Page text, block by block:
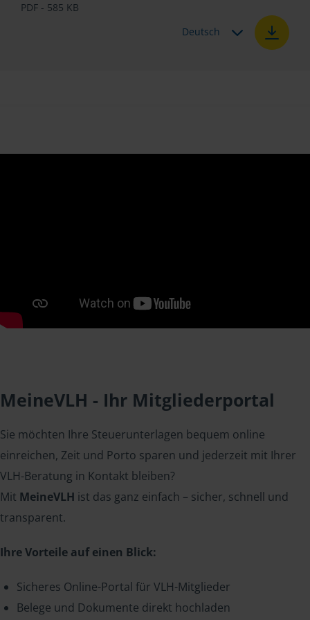
PDF - 585 KB
Deutsch
MeineVLH - Ihr Mitgliederportal
Sie möchten Ihre Steuerunterlagen bequem online
einreichen, Zeit und Porto sparen und jederzeit mit Ihrer
VLH-Beratung in Kontakt bleiben?
Mit MeineVLH ist das ganz einfach – sicher, schnell und
transparent.
Ihre Vorteile auf einen Blick:
Sicheres Online-Portal für VLH-Mitglieder
Belege und Dokumente direkt hochladen